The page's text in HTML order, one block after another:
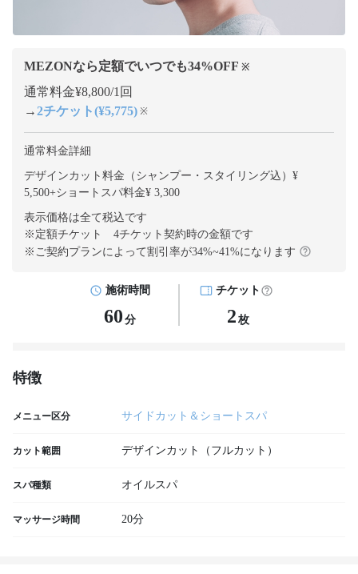
MEZONなら定額でいつでも34%OFF ※
通常料金¥8,800/1回
→2チケット(¥5,775) ※
通常料金詳細
デザインカット料金（シャンプー・スタイリング込）¥
5,500+ショートスパ料金¥ 3,300
表示価格は全て税込です
※定額チケット 4チケット契約時の金額です
※ご契約プランによって割引率が34%~41%になります
施術時間
60 分
チケット
2 枚
特徴
メニュー区分 サイドカット＆ショートスパ
カット範囲 デザインカット（フルカット）
スパ種類 オイルスパ
マッサージ時間 20分